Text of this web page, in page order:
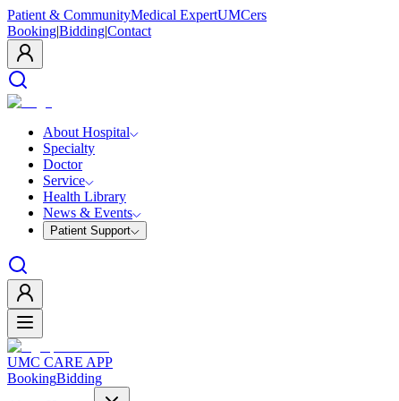
Patient & CommunityMedical ExpertUMCers
Booking|Bidding|Contact
About Hospital
Specialty
Doctor
Service
Health Library
News & Events
Patient Support
UMC CARE APP
BookingBidding